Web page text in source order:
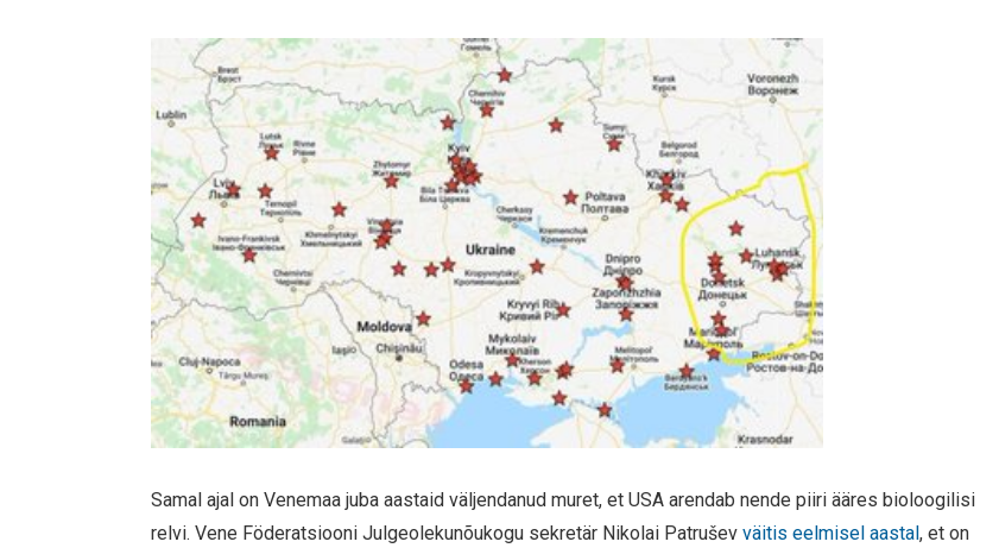
Samal ajal on Venemaa juba aastaid väljendanud muret, et USA arendab nende piiri ääres bioloogilisi
relvi. Vene Föderatsiooni Julgeolekunõukogu sekretär Nikolai Patruševväitis eelmisel aastal, et on